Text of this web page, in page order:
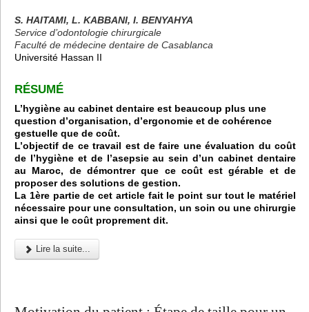
S. HAITAMI, L. KABBANI, I. BENYAHYA
Service d’odontologie chirurgicale
Faculté de médecine dentaire de Casablanca
Université Hassan II
RÉSUMÉ
L’hygiène au cabinet dentaire est beaucoup plus une
question d’organisation, d’ergonomie et de cohérence
gestuelle que de coût.
L’objectif de ce travail est de faire une évaluation du coût
de l’hygiène et de l’asepsie au sein d’un cabinet dentaire
au Maroc, de démontrer que ce coût est gérable et de
proposer des solutions de gestion.
La 1ère partie de cet article fait le point sur tout le matériel
nécessaire pour une consultation, un soin ou une chirurgie
ainsi que le coût proprement dit.
Lire la suite...